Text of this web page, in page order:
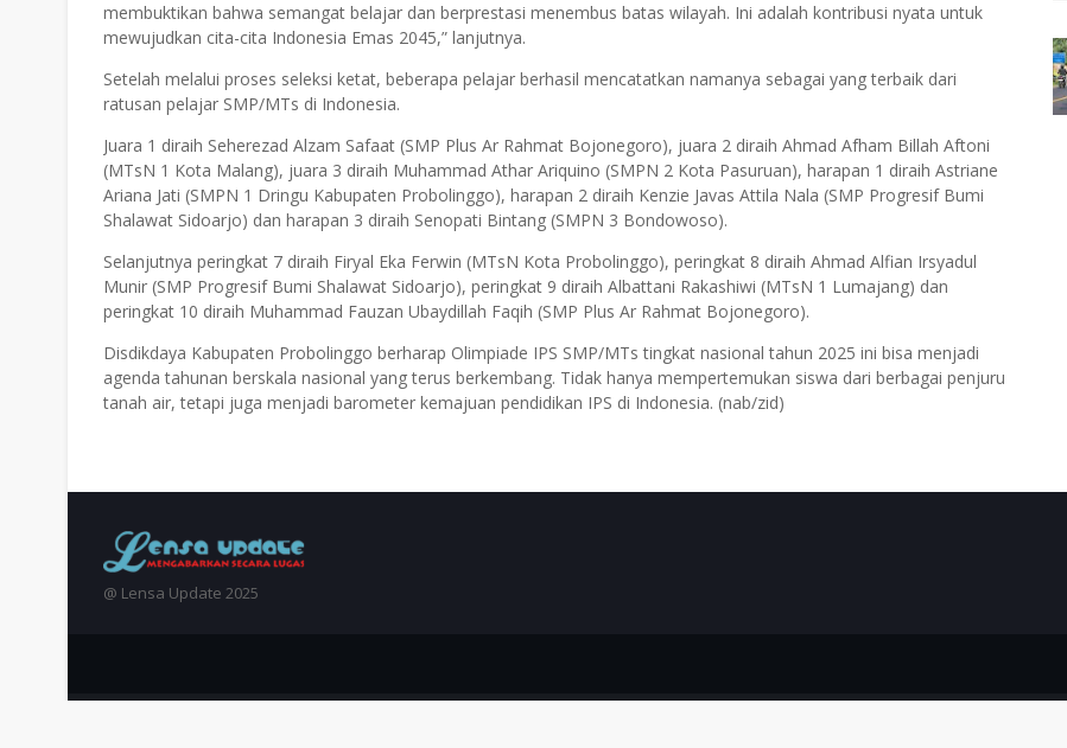
membuktikan bahwa semangat belajar dan berprestasi menembus batas wilayah. Ini adalah kontribusi nyata untuk
mewujudkan cita-cita Indonesia Emas 2045,” lanjutnya.
Setelah melalui proses seleksi ketat, beberapa pelajar berhasil mencatatkan namanya sebagai yang terbaik dari
ratusan pelajar SMP/MTs di Indonesia.
Juara 1 diraih Seherezad Alzam Safaat (SMP Plus Ar Rahmat Bojonegoro), juara 2 diraih Ahmad Afham Billah Aftoni
(MTsN 1 Kota Malang), juara 3 diraih Muhammad Athar Ariquino (SMPN 2 Kota Pasuruan), harapan 1 diraih Astriane
Ariana Jati (SMPN 1 Dringu Kabupaten Probolinggo), harapan 2 diraih Kenzie Javas Attila Nala (SMP Progresif Bumi
Shalawat Sidoarjo) dan harapan 3 diraih Senopati Bintang (SMPN 3 Bondowoso).
Selanjutnya peringkat 7 diraih Firyal Eka Ferwin (MTsN Kota Probolinggo), peringkat 8 diraih Ahmad Alfian Irsyadul
Munir (SMP Progresif Bumi Shalawat Sidoarjo), peringkat 9 diraih Albattani Rakashiwi (MTsN 1 Lumajang) dan
peringkat 10 diraih Muhammad Fauzan Ubaydillah Faqih (SMP Plus Ar Rahmat Bojonegoro).
Disdikdaya Kabupaten Probolinggo berharap Olimpiade IPS SMP/MTs tingkat nasional tahun 2025 ini bisa menjadi
agenda tahunan berskala nasional yang terus berkembang. Tidak hanya mempertemukan siswa dari berbagai penjuru
tanah air, tetapi juga menjadi barometer kemajuan pendidikan IPS di Indonesia. (nab/zid)
@ Lensa Update 2025